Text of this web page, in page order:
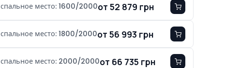
спальное место: 1600/2000от 52 879 грн
спальное место: 1800/2000от 56 993 грн
спальное место: 2000/2000от 66 735 грн